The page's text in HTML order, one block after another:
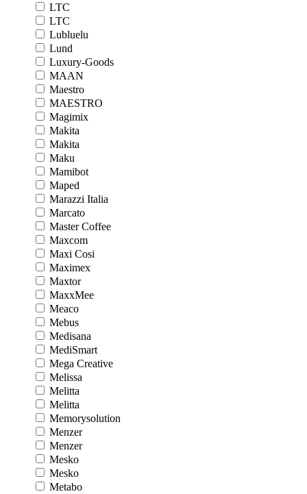
LTC
LTC
Lubluelu
Lund
Luxury-Goods
MAAN
Maestro
MAESTRO
Magimix
Makita
Makita
Maku
Mamibot
Maped
Marazzi Italia
Marcato
Master Coffee
Maxcom
Maxi Cosi
Maximex
Maxtor
MaxxMee
Meaco
Mebus
Medisana
MediSmart
Mega Creative
Melissa
Melitta
Melitta
Memorysolution
Menzer
Menzer
Mesko
Mesko
Metabo